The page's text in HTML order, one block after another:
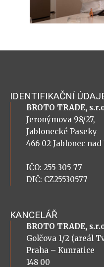
IDENTIFIKAČNÍ
BROTO TRADE,
Jeronýmova 98/27,
Jablonecké Paseky
466 02 Jablonec nad
IČO: 255 305 77
DIČ: CZ25530577
KANCELÁŘ
BROTO TRADE,
Golčova 1/2 (areál
Praha – Kunratice
148 00